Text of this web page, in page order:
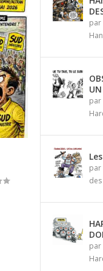
SUBISSEZ UN
0 |
Licenciements|0 |
VOUS
Emploi Capgemini ,
des bénéfices|0 |
VISAGE D...
Le partage des
NE
Licenciements|0 |
Licenciements,Pression
par
par
par
par